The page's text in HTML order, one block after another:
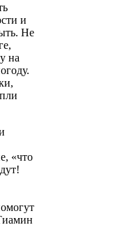
и
Не
на
«что